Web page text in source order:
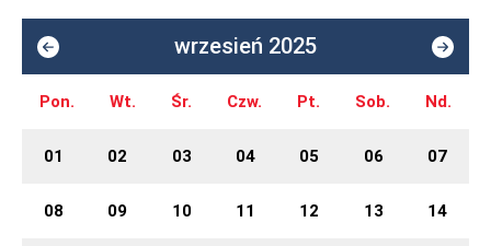
wrzesień 2025
Pon. Wt. Śr. Czw. Pt. Sob. Nd.
01 02 03 04 05 06 07
08 09 10 11 12 13 14